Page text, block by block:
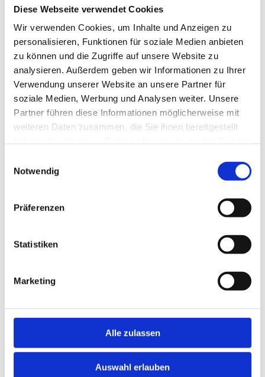
Diese Webseite verwendet Cookies
Wir verwenden Cookies, um Inhalte und Anzeigen zu
personalisieren, Funktionen für soziale Medien anbieten
zu können und die Zugriffe auf unsere Website zu
analysieren. Außerdem geben wir Informationen zu Ihrer
Verwendung unserer Website an unsere Partner für
soziale Medien, Werbung und Analysen weiter. Unsere
Partner führen diese Informationen möglicherweise mit
weiteren Daten zusammen, die Sie ihnen bereitgestellt
Notwendig
Präferenzen
Statistiken
Marketing
Alle zulassen
Auswahl erlauben
Häufige Verzögerungsgründe sind: unklare
Leistungsbeschreibung (Beratung vs.
Umsetzung nicht sauber), fehlende
Unterschriften/Anlagen, unvollständige
Nachweise oder Fristprobleme. Auch wenn
die Beratung inhaltlich gut war, kann die
Auszahlung an Formalien hängen. Deshalb
lohnt sich Prozessdisziplin: klare
Dokumentation, saubere Abgrenzung,
vollständige Unterlagen. Das reduziert
Was Sie tun können, um
Der wichtigste Hebel ist, die Unterlagen von
Anfang an „prüffest“ zu halten: klare
Leistungsbeschreibung und eine vollständige
Außerdem hilft es, Zuständigkeiten intern zu
unterschreibt). Wenn Rückfragen kommen,
sollte schnell reagiert werden, damit der
Vorgang nicht liegen bleibt. Das ist weniger